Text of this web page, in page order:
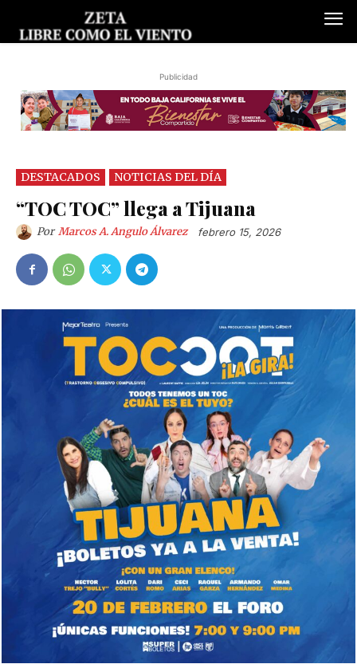
Publicidad
DESTACADOS NOTICIAS DEL DÍA
“TOC TOC” llega a Tijuana
Por Marcos A. Angulo Álvarez febrero 15, 2026